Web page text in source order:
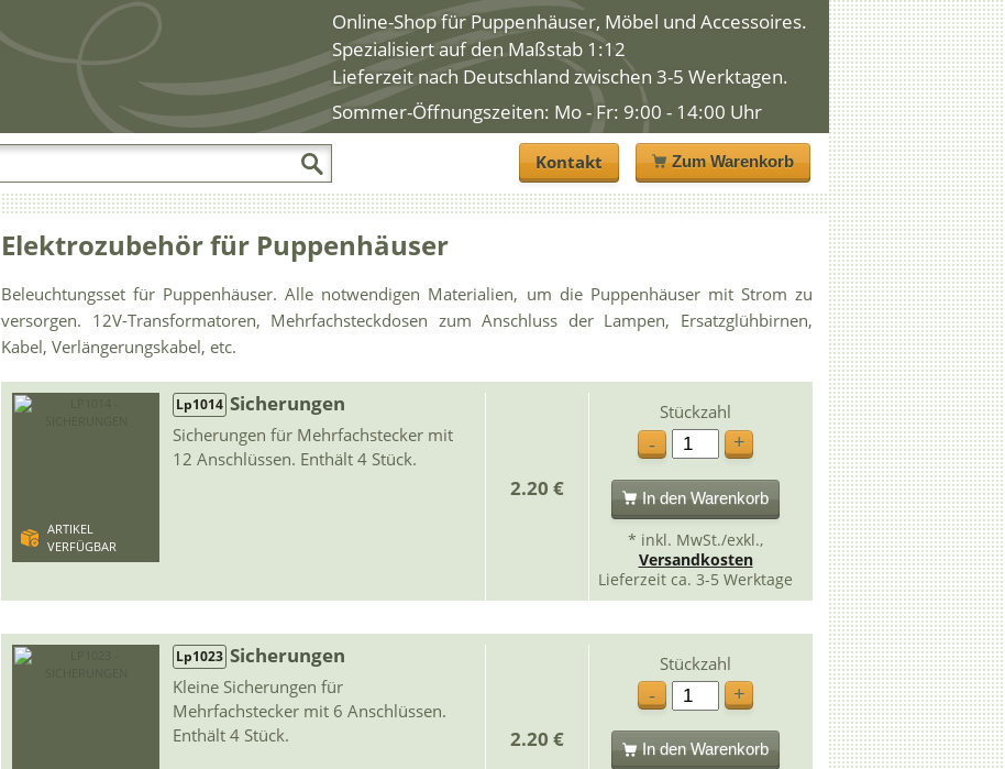
Online-Shop für Puppenhäuser, Möbel und Accessoires.
Spezialisiert auf den Maßstab 1:12
Lieferzeit nach Deutschland zwischen 3-5 Werktagen.
Sommer-Öffnungszeiten: Mo - Fr: 9:00 - 14:00 Uhr
Kontakt Zum Warenkorb
Elektrozubehör für Puppenhäuser
Beleuchtungsset für Puppenhäuser. Alle notwendigen Materialien, um die Puppenhäuser mit Strom zu
versorgen. 12V-Transformatoren, Mehrfachsteckdosen zum Anschluss der Lampen, Ersatzglühbirnen,
Kabel, Verlängerungskabel, etc.
ARTIKEL
VERFÜGBAR
Lp1014 Sicherungen
Sicherungen für Mehrfachstecker mit
12 Anschlüssen. Enthält 4 Stück.
2.20 €
Stückzahl
-
+
In den Warenkorb
* inkl. MwSt./exkl.,
Versandkosten
Lieferzeit ca. 3-5 Werktage
Lp1023 Sicherungen
Kleine Sicherungen für
Mehrfachstecker mit 6 Anschlüssen.
Enthält 4 Stück.
2.20 €
Stückzahl
-
+
In den Warenkorb